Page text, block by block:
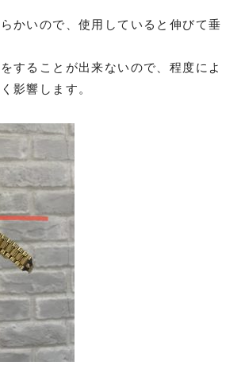
かいので、使用していると伸びて垂
することが出来ないので、 程度によ
影響します。